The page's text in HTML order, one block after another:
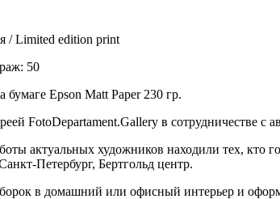
/ Limited edition print
50
бумаге Epson Matt Paper 230 гр.
FotoDepartament.Gallery в сотрудничестве с
актуальных художников находили тех, кто
Петербург, Бертгольд центр.
в домашний или офисный интерьер и